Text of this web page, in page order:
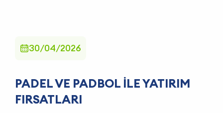
PADEL VE PADBOL ILE
FIRSATLARI
ÇATISIZ PADBOL